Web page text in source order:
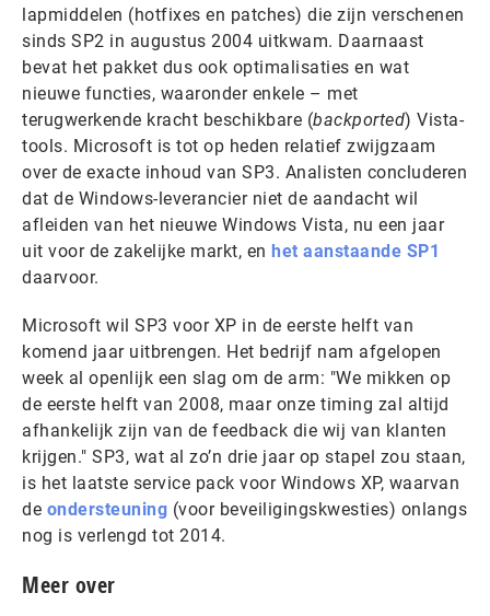
lapmiddelen (hotfixes en patches) die zijn verschenen
sinds SP2 in augustus 2004 uitkwam. Daarnaast
bevat het pakket dus ook optimalisaties en wat
nieuwe functies, waaronder enkele – met
terugwerkende kracht beschikbare (backported) Vista-
tools. Microsoft is tot op heden relatief zwijgzaam
over de exacte inhoud van SP3. Analisten concluderen
dat de Windows-leverancier niet de aandacht wil
afleiden van het nieuwe Windows Vista, nu een jaar
uit voor de zakelijke markt, en het aanstaande SP1
daarvoor.
Microsoft wil SP3 voor XP in de eerste helft van
komend jaar uitbrengen. Het bedrijf nam afgelopen
week al openlijk een slag om de arm: "We mikken op
de eerste helft van 2008, maar onze timing zal altijd
afhankelijk zijn van de feedback die wij van klanten
krijgen." SP3, wat al zo’n drie jaar op stapel zou staan,
is het laatste service pack voor Windows XP, waarvan
de ondersteuning (voor beveiligingskwesties) onlangs
nog is verlengd tot 2014.
Meer over